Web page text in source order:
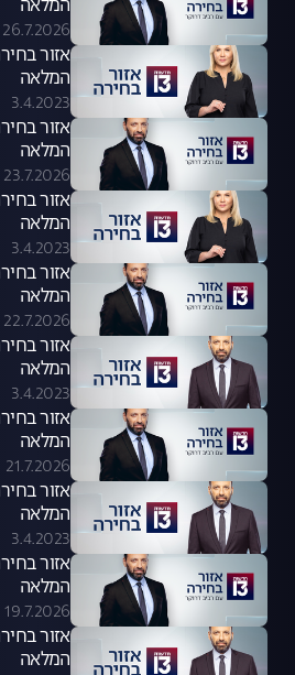
המלאה
26.7.2026
המלאה
3.4.2023
המלאה
23.7.2026
המלאה
3.4.2023
המלאה
22.7.2026
המלאה
3.4.2023
המלאה
21.7.2026
המלאה
3.4.2023
המלאה
19.7.2026
המלאה